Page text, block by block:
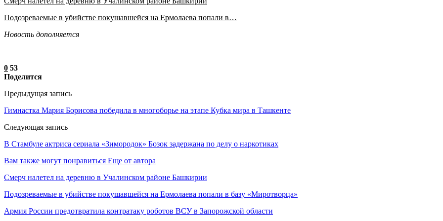
Подозреваемые в убийстве покушавшейся на Ермолаева попали в…
Новость дополняется
0 53
Поделится
Предыдущая запись
Гимнастка Мария Борисова победила в многоборье на этапе Кубка мира в Ташкенте
Следующая запись
В Стамбуле актриса сериала «Зимородок» Бозок задержана по делу о наркотиках
Вам также могут понравиться Еще от автора
Смерч налетел на деревню в Учалинском районе Башкирии
Подозреваемые в убийстве покушавшейся на Ермолаева попали в базу «Миротворца»
Армия России предотвратила контратаку роботов ВСУ в Запорожской области